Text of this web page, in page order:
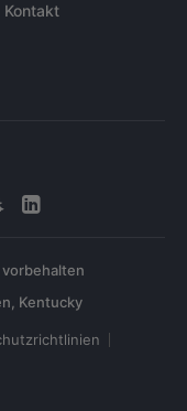
Kontakt